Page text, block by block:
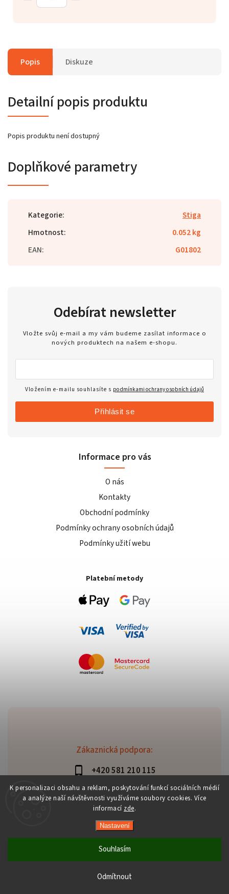
K personalizaci obsahu a reklam, poskytování funkcí sociálních médií
a analýze naší návštěvnosti využíváme soubory cookies. Více
informací zde.
Nastavení
Odmítnout
Souhlasím
Popis Diskuze
Detailní popis produktu
Popis produktu není dostupný
Doplňkové parametry
Kategorie:
Stiga
Hmotnost:
0.052 kg
EAN: G01802
Zákaznická podpora:
+420 581 210 115
info@davaztechnik.cz
Odebírat newsletter
Vložte svůj e-mail a my vám budeme zasílat informace o
nových produktech na našem e-shopu.
Vložením e-mailu souhlasíte s podmínkami ochrany osobních údajů
Přihlásit se
Informace pro vás
O nás
Kontakty
Obchodní podmínky
Podmínky ochrany osobních údajů
Podmínky užití webu
Platební metody
Copyright 2026Daniš Davaztechnik. Všechna práva